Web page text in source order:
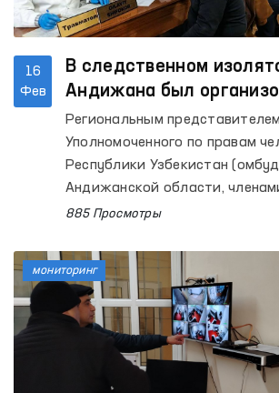
16
Фев
В следственном
Андижана был
медицинский осмотр.
Региональным представителем
Уполномоченного по правам
Республики Узбекистан
Андижанской области,
групп при Омбудсмане и
осуществлен мониторинговый
следственный изолятор № 3.
885 Просмотры
мониторинг